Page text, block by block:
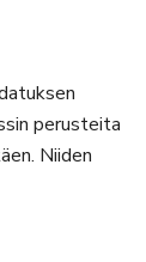
perusteita
Niiden